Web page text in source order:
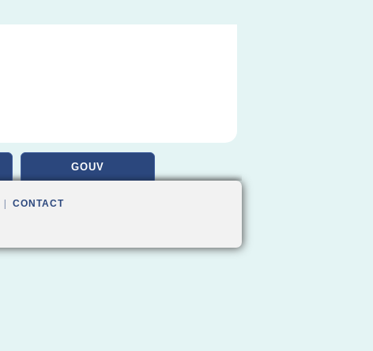
GOUV
CONTACT